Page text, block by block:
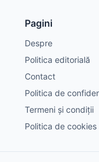
Pagini
Despre
Politica editorială
Contact
Politica de
Termeni și condiții
Politica de cookies